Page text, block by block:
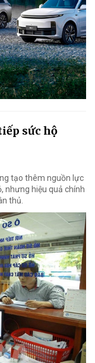
sức hộ
tạo thêm nguồn lực
nhưng hiệu quả chính
thủ.